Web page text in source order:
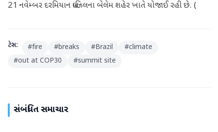
21 નવેમ્બર દરમિયાન બ્રાઝિલના બેલેમ શહેર ખાતે યોજાઈ રહી છે. (
ટેગ્સ: #fire #breaks #Brazil #climate
#out at COP30 #summit site
સંબંધિત સમાચાર